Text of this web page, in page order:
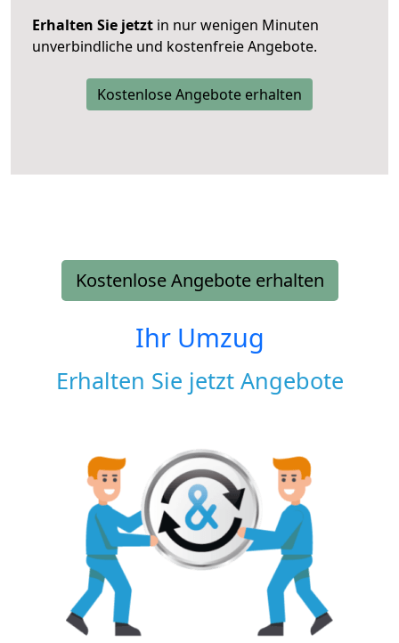
Erhalten Sie jetzt in nur wenigen Minuten
unverbindliche und kostenfreie Angebote.
Kostenlose Angebote erhalten
Kostenlose Angebote erhalten
Ihr Umzug
Erhalten Sie jetzt Angebote